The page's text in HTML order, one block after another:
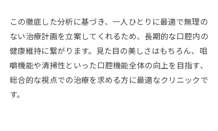
この徹底した分析に基づき、一人ひとりに最適で無理の
ない治療計画を立案してくれるため、長期的な口腔内の
健康維持に繋がります。見た目の美しさはもちろん、咀
嚼機能や清掃性といった口腔機能全体の向上を目指す、
総合的な視点での治療を求める方に最適なクリニックで
す。